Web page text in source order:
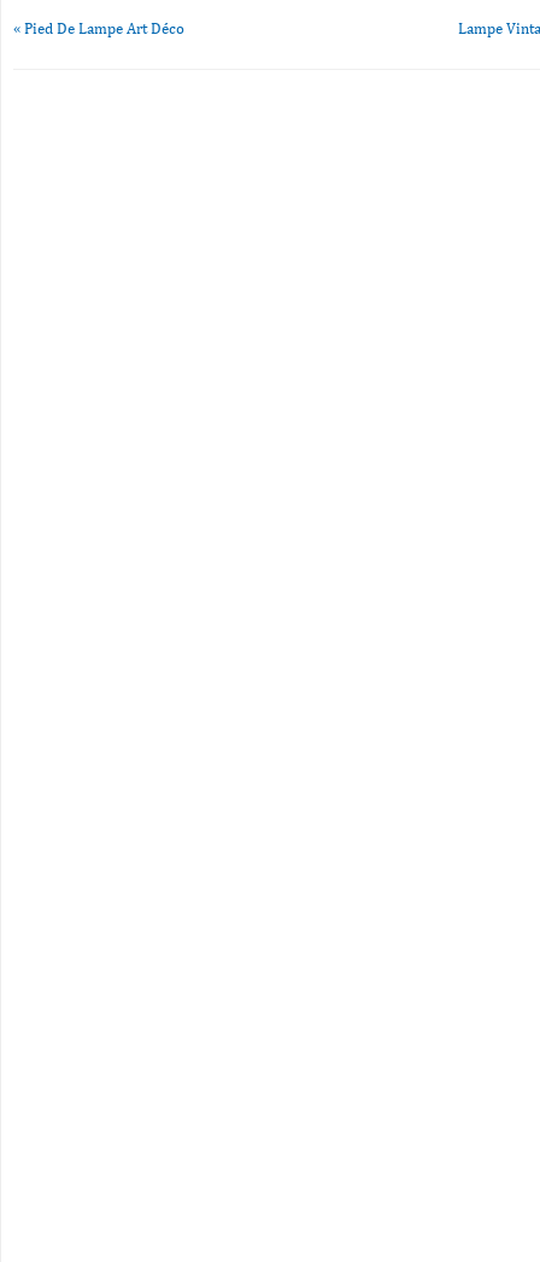
« Pied De Lampe Art Déco Lampe